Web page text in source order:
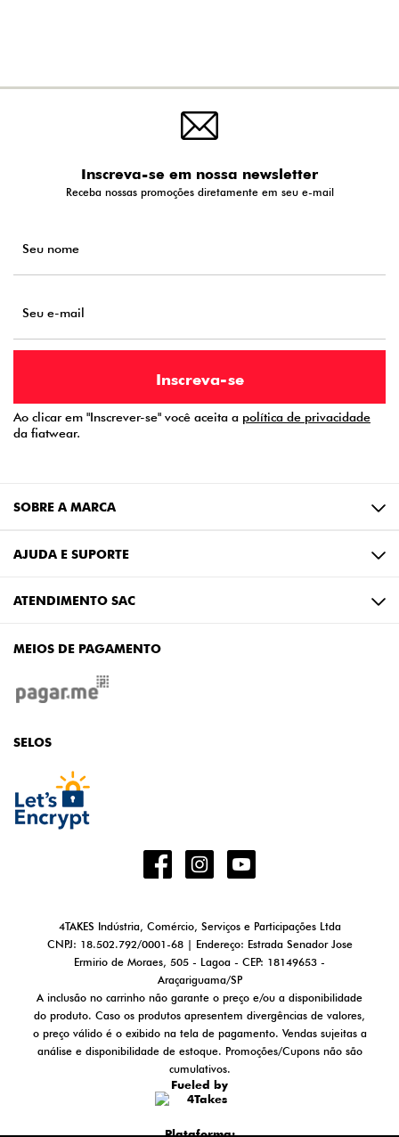
Inscreva-se em nossa newsletter
Receba nossas promoções diretamente em seu e-mail
Ao clicar em "Inscrever-se" você aceita a política de privacidade
da fiatwear.
SOBRE A MARCA
AJUDA E SUPORTE
ATENDIMENTO SAC
MEIOS DE PAGAMENTO
SELOS
4TAKES Indústria, Comércio, Serviços e Participações Ltda
CNPJ: 18.502.792/0001-68 | Endereço: Estrada Senador Jose
Ermirio de Moraes, 505 - Lagoa - CEP: 18149653 -
Araçariguama/SP
A inclusão no carrinho não garante o preço e/ou a disponibilidade
do produto. Caso os produtos apresentem divergências de valores,
o preço válido é o exibido na tela de pagamento. Vendas sujeitas a
análise e disponibilidade de estoque. Promoções/Cupons não são
cumulativos.
Fueled by
Plataforma: